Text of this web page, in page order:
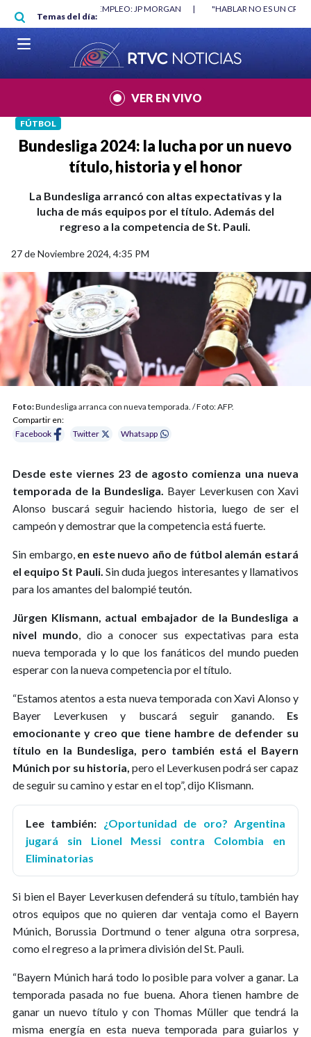
Pasar al contenido principal
Temas del día:
"HABLAR NO ES UN CRIMEN": CARTA DE BETO CORAL |
VER EN VIVO
FÚTBOL
Bundesliga 2024: la lucha por un nuevo
título, historia y el honor
La Bundesliga arrancó con altas expectativas y la
lucha de más equipos por el título. Además del
regreso a la competencia de St. Pauli.
27 de Noviembre 2024, 4:35 PM
Foto:Bundesliga arranca con nueva temporada. / Foto: AFP.
Compartir en:
Facebook
Twitter Whatsapp
Desde este viernes 23 de agosto comienza una nueva
temporada de la Bundesliga. Bayer Leverkusen con Xavi
Alonso buscará seguir haciendo historia, luego de ser el
campeón y demostrar que la competencia está fuerte.
Sin embargo, en este nuevo año de fútbol alemán estará
el equipo St Pauli. Sin duda juegos interesantes y llamativos
para los amantes del balompié teutón.
Jürgen Klismann, actual embajador de la Bundesliga a
nivel mundo, dio a conocer sus expectativas para esta
nueva temporada y lo que los fanáticos del mundo pueden
esperar con la nueva competencia por el título.
“Estamos atentos a esta nueva temporada con Xavi Alonso y
Bayer Leverkusen y buscará seguir ganando.Es
emocionante y creo que tiene hambre de defender su
título en la Bundesliga, pero también está el Bayern
Múnich por su historia, pero el Leverkusen podrá ser capaz
de seguir su camino y estar en el top”, dijo Klismann.
Lee también: ¿Oportunidad de oro? Argentina
jugará sin Lionel Messi contra Colombia en
Eliminatorias
Si bien el Bayer Leverkusen defenderá su título, también hay
otros equipos que no quieren dar ventaja como el Bayern
Múnich, Borussia Dortmund o tener alguna otra sorpresa,
como el regreso a la primera división del St. Pauli.
“Bayern Múnich hará todo lo posible para volver a ganar. La
temporada pasada no fue buena. Ahora tienen hambre de
ganar un nuevo título y con Thomas Müller que tendrá la
misma energía en esta nueva temporada para guiarlos y